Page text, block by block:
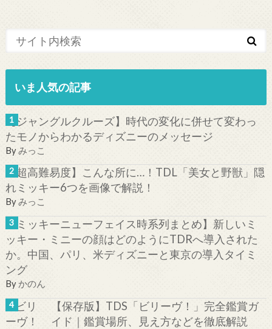
いま人気の記事
【ジャングルクルーズ】時代の変化に併せて変わっ
たモノからわかるディズニーのメッセージ
Byみっこ
【超高難易度】こんな所に…！TDL「美女と野獣」隠
れミッキー6つを画像で解説！
Byみっこ
【ミッキーニューフェイス時系列まとめ】新しいミ
ッキー・ミニーの顔はどのようにTDRへ導入された
か。中国、パリ、米ディズニーと東京の導入タイミ
ング
By かのん
【保存版】TDS「ビリーヴ！」完全鑑賞ガ
イド｜鑑賞場所、見え方などを徹底解説